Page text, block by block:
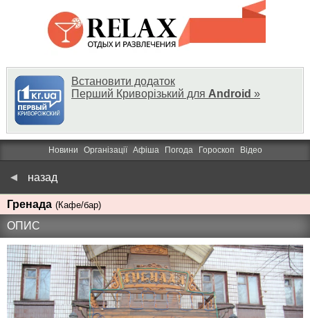
Встановити додаток
Перший Криворізький для Android »
Новини Організації Афіша Погода Гороскоп Відео
назад
Гренада (Кафе/бар)
ОПИС